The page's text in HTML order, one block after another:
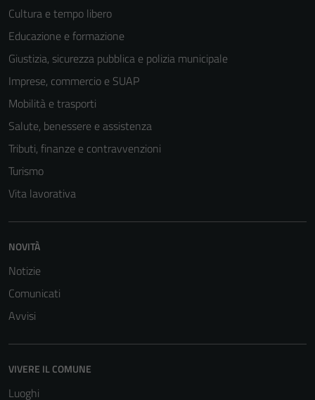
Cultura e tempo libero
Educazione e formazione
Giustizia, sicurezza pubblica e polizia municipale
Imprese, commercio e SUAP
Mobilità e trasporti
Salute, benessere e assistenza
Tributi, finanze e contravvenzioni
Turismo
Vita lavorativa
NOVITÀ
Notizie
Comunicati
Avvisi
VIVERE IL COMUNE
Luoghi
per il